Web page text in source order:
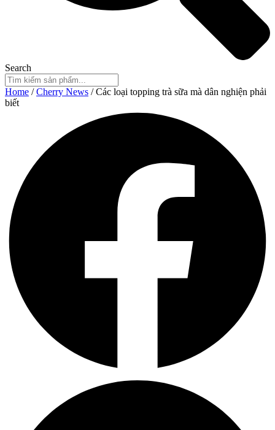
Search
Home /Cherry News / Các loại topping trà sữa mà dân nghiện phải
biết